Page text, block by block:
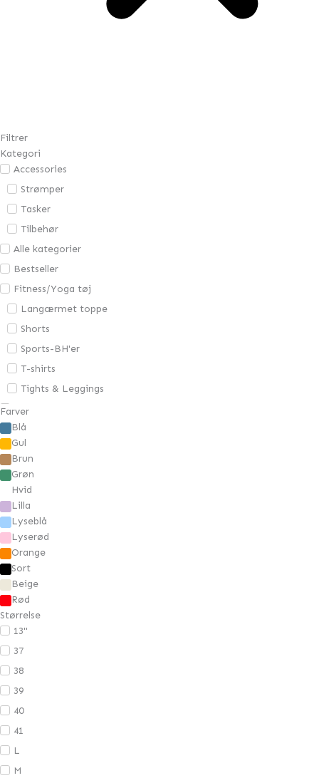
Filtrer
Kategori
Accessories
Strømper
Tasker
Tilbehør
Alle kategorier
Bestseller
Fitness/Yoga tøj
Langærmet toppe
Shorts
Sports-BH'er
T-shirts
Tights & Leggings
Gavekort
Overdele
Bluser
Jakker & Blazere
Kjoler
Skjorter
Strik
Toppe
Sko
Bukser
Nederdele
Shorts
Farver
Blå
Gul
Brun
Grøn
Hvid
Lilla
Lyseblå
Lyserød
Orange
Sort
Beige
Rød
Størrelse
13"
37
38
39
40
41
L
M